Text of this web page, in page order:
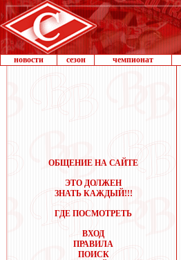
новости сезон чемпионат
ОБЩЕНИЕ НА САЙТЕ
ЭТО ДОЛЖЕН
ЗНАТЬ КАЖДЫЙ!!!
ГДЕ ПОСМОТРЕТЬ
ВХОД
ПРАВИЛА
ПОИСК